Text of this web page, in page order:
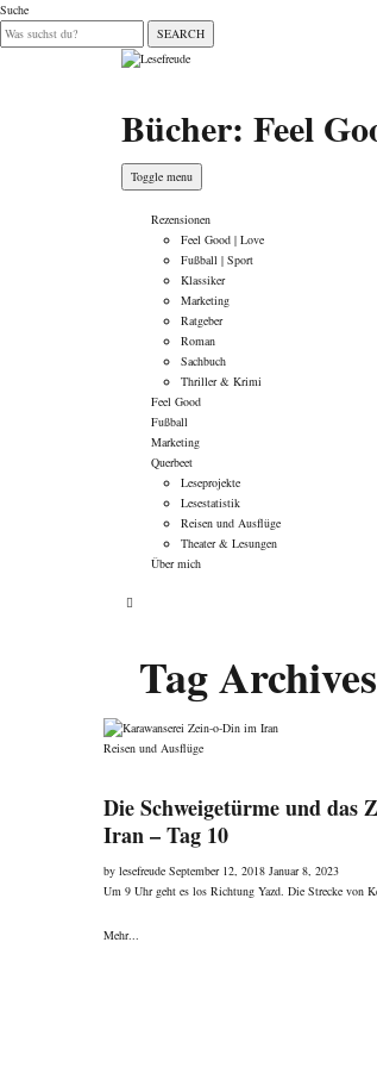
Suche
SEARCH
Bücher: Feel
Toggle menu
Rezensionen
Feel Good | Love
Fußball | Sport
Klassiker
Marketing
Ratgeber
Roman
Sachbuch
Thriller & Krimi
Feel Good
Fußball
Marketing
Querbeet
Leseprojekte
Lesestatistik
Reisen und Ausflüge
Theater & Lesungen
Über mich
Tag
Categories
Reisen und Ausflüge
Die Schweigetürme und das
Iran – Tag 10
by lesefreude Posted
on
September 12, 2018 Januar 8, 2023
Um 9 Uhr geht es los Richtung Yazd. Die Strecke von
Mehr...